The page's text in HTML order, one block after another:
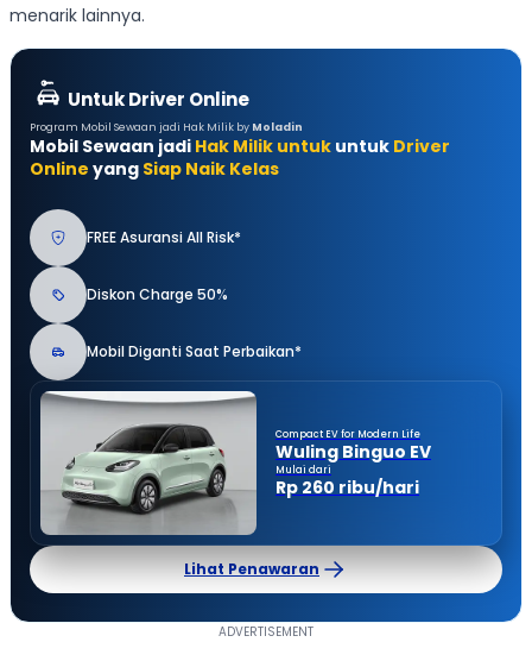
menarik lainnya.
Untuk Driver Online
Program Mobil Sewaan jadi Hak Milik by Moladin
Mobil Sewaan jadi Hak Milik untuk untuk Driver
Online yang Siap Naik Kelas
FREE Asuransi All Risk*
Diskon Charge 50%
Mobil Diganti Saat Perbaikan*
Compact EV for Modern Life
Wuling Binguo EV
Mulai dari
Rp 260 ribu/hari
Lihat Penawaran